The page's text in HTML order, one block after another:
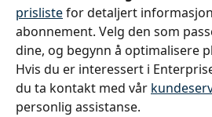
prisliste for detaljert
abonnement. Velg den som
dine, og begynn å optimalisere
Hvis du er interessert i
du ta kontakt med vår
personlig assistanse.